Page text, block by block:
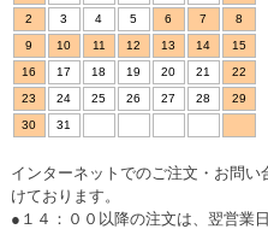
2
3 4 5 6 7
8
9
10 11 12 13 14
15
16
17 18 19 20 21
22
23
24 25 26 27 28
29
30
31
インターネットでのご注文・お問
けております。
●１４：００以降の注文は、翌営業